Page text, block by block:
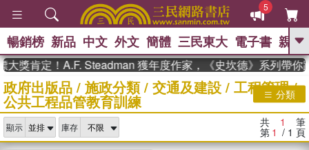
5
GO
熱搜： 東野圭吾 、 高希均教授回憶錄
、 、 、 如果歷
史是一群喵 、 暑期推薦 、 國際布克
台灣的李
登輝時代 、 數學女孩：黎曼猜想 、
暢銷榜 新品 中文 外文 簡體 三民東大 電子書 親子
獎肯定！A.F. Steadman 獲年度作家，《史坎德》系列帶你
政府出版品/ 施政分類/ 交通及建設/ 工程管理/
公共工程品管教育訓練 分類
顯示 庫存 共 1 筆
第 1 / 1 頁